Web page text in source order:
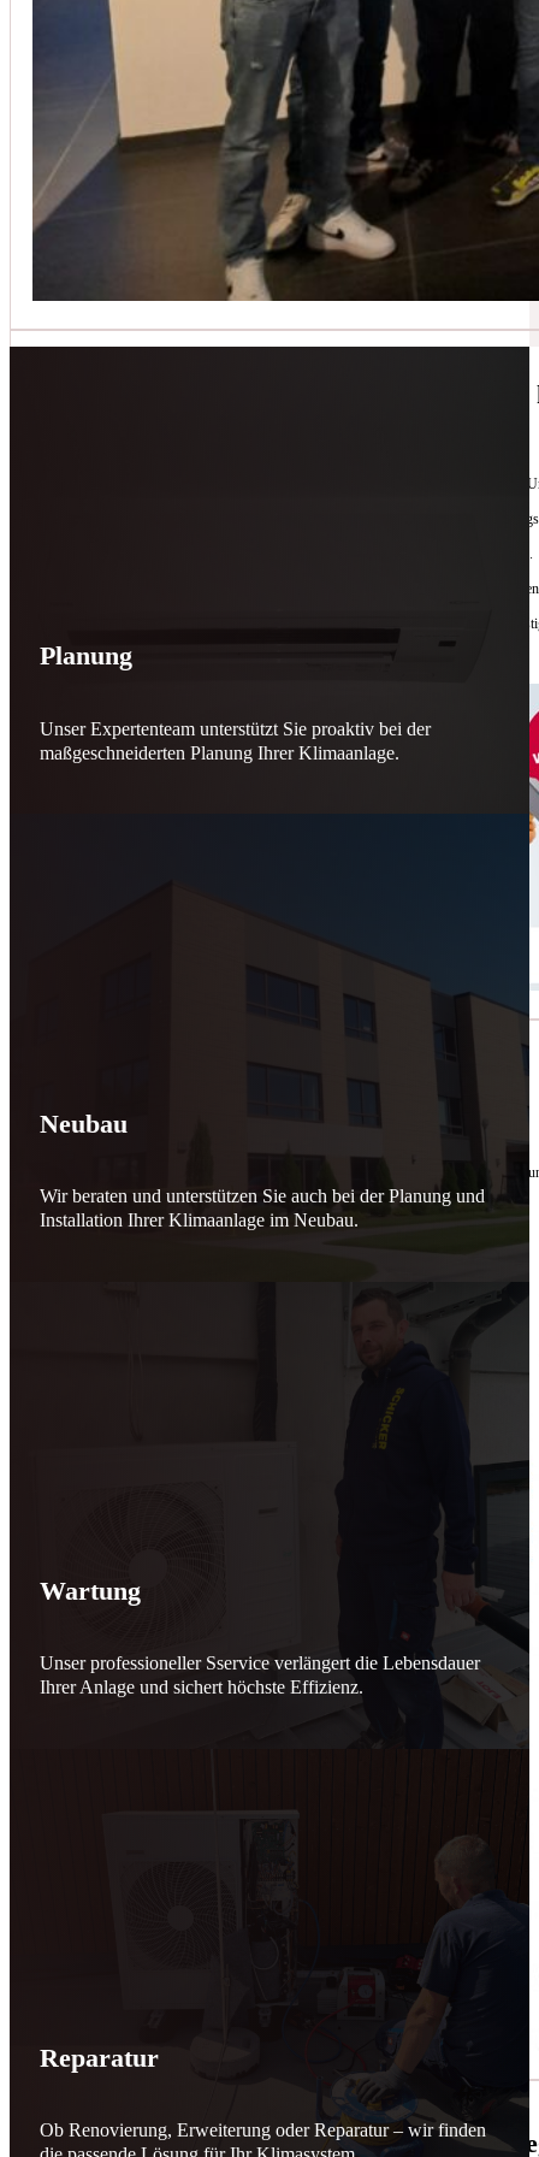
🔧 Geräte-Retter-Prämie – Weil
Manchmal braucht es nur eine zweite Chance. Für Geräte. Für Ressourcen. Für unsere
reparieren wir, was andere
Jede gerettete Maschine zählt. Jeder reparierte Motor wirkt. Jede Entscheidung macht
Reparieren statt wegwerfen. Verantwortung statt Verschwendung. Zukunft statt
Schicker. Wir bringen’s wieder zum Laufen.
10. Februar 2026
für Sicherheit, Vertrauen
Effizient arbeiten. Ressourcen schonen. Zukunft sichern.
Nicht als Pflicht, sondern aus Überzeugung.
🌬️☀️ Mehr erneuerbare Energie für
Jetzt kontaktieren
Planung
Unser Expertenteam unterstützt Sie proaktiv bei der
maßgeschneiderten Planung Ihrer Klimaanlage.
Neubau
Wir beraten und unterstützen Sie auch bei der Planung und
Installation Ihrer Klimaanlage im Neubau.
Wartung
Unser professioneller Sservice verlängert die Lebensdauer
Ihrer Anlage und sichert höchste Effizienz.
Reparatur
Ob Renovierung, Erweiterung oder Reparatur – wir finden